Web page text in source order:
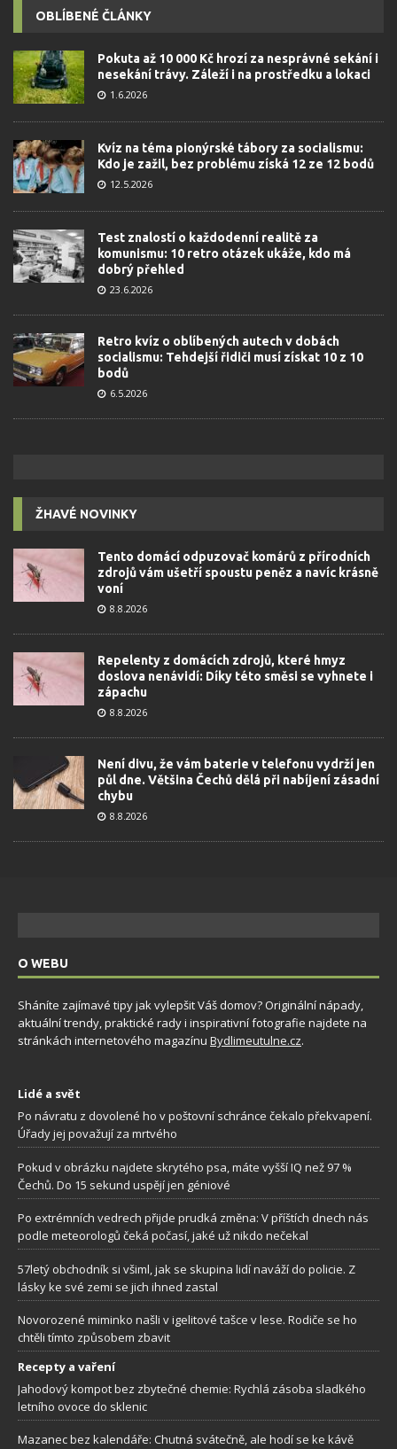
OBLÍBENÉ ČLÁNKY
Pokuta až 10 000 Kč hrozí za nesprávné sekání i
nesekání trávy. Záleží i na prostředku a lokaci
1.6.2026
Kvíz na téma pionýrské tábory za socialismu:
Kdo je zažil, bez problému získá 12 ze 12 bodů
12.5.2026
Test znalostí o každodenní realitě za
komunismu: 10 retro otázek ukáže, kdo má
dobrý přehled
23.6.2026
Retro kvíz o oblíbených autech v dobách
socialismu: Tehdejší řidiči musí získat 10 z 10
bodů
6.5.2026
ŽHAVÉ NOVINKY
Tento domácí odpuzovač komárů z přírodních
zdrojů vám ušetří spoustu peněz a navíc krásně
voní
8.8.2026
Repelenty z domácích zdrojů, které hmyz
doslova nenávidí: Díky této směsi se vyhnete i
zápachu
8.8.2026
Není divu, že vám baterie v telefonu vydrží jen
půl dne. Většina Čechů dělá při nabíjení zásadní
chybu
8.8.2026
O WEBU
Sháníte zajímavé tipy jak vylepšit Váš domov? Originální nápady,
aktuální trendy, praktické rady i inspirativní fotografie najdete na
stránkách internetového magazínu Bydlimeutulne.cz.
Lidé a svět
Po návratu z dovolené ho v poštovní schránce čekalo překvapení.
Úřady jej považují za mrtvého
Pokud v obrázku najdete skrytého psa, máte vyšší IQ než 97 %
Čechů. Do 15 sekund uspějí jen géniové
Po extrémních vedrech přijde prudká změna: V příštích dnech nás
podle meteorologů čeká počasí, jaké už nikdo nečekal
57letý obchodník si všiml, jak se skupina lidí naváží do policie. Z
lásky ke své zemi se jich ihned zastal
Novorozené miminko našli v igelitové tašce v lese. Rodiče se ho
chtěli tímto způsobem zbavit
Recepty a vaření
Jahodový kompot bez zbytečné chemie: Rychlá zásoba sladkého
letního ovoce do sklenic
Mazanec bez kalendáře: Chutná svátečně, ale hodí se ke kávě